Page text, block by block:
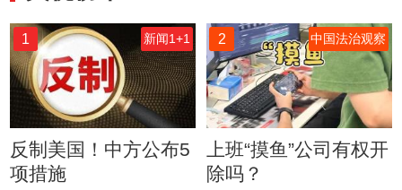
1 新闻1+1
反制美国！中方公布5
项措施
2 中国法治观察
上班“摸鱼”公司有权开
除吗？